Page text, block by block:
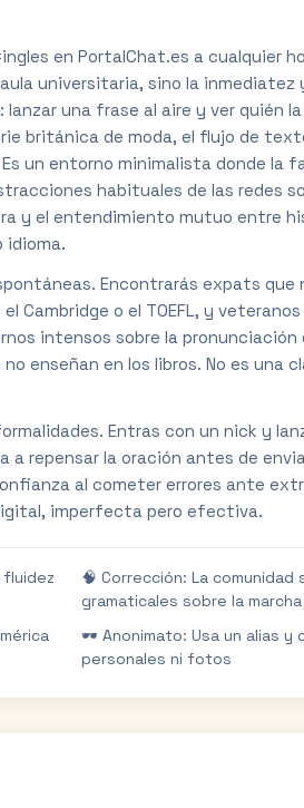
en PortalChat.es a cualquier
universitaria, sino la
una frase al aire y ver quién
británica de moda, el flujo de
un entorno minimalista donde la
habituales de las redes
y el entendimiento mutuo entre
idioma.
Encontrarás expats
Cambridge o el TOEFL, y
intensos sobre la pronunciación
enseñan en los libros. No es una
Entras con un nick y
repensar la oración antes de
al cometer errores ante
imperfecta pero efectiva.
fluidez
🧠 Corrección: La
gramaticales sobre la marcha
🕶️ Anonimato: Usa un alias y
personales ni fotos